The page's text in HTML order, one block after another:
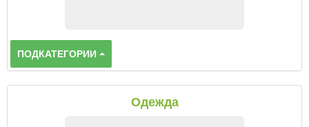
ПОДКАТЕГОРИИ
Одежда